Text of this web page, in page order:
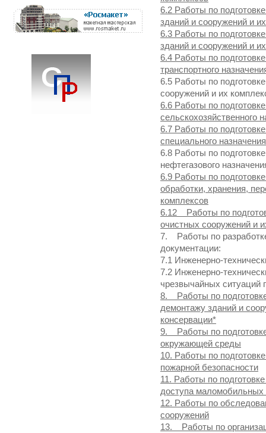
6.2 Работы по
зданий и сооружений и
6.3 Работы по
зданий и сооружений и
6.4 Работы по
транспортного
6.5 Работы по
сооружений и их
6.6 Работы по
сельскохозяйственного
6.7 Работы по
специального
6.8 Работы по
нефтегазового
6.9 Работы по
обработки, хранения,
комплексов
6.12 Работы по
очистных сооружений и
7. Работы по
документации:
7.1 Инженерно-
7.2 Инженерно-
чрезвычайных ситуаций
8. Работы по подготовке
демонтажу зданий и
консервации*
9. Работы по
окружающей среды
10. Работы по
пожарной безопасности
11. Работы по
доступа маломобильных
12. Работы по
сооружений
13. Работы по